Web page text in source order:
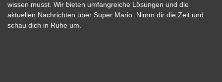
wissen musst. Wir bieten umfangreiche Lösungen und die
aktuellen Nachrichten über Super Mario. Nimm dir die Zeit und
schau dich in Ruhe um.